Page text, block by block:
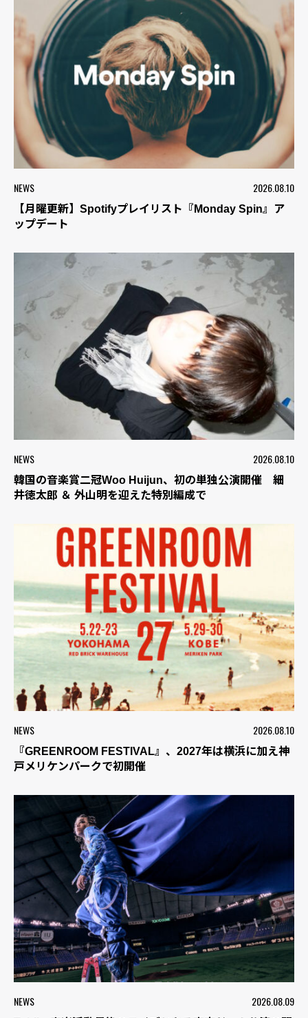
NEWS 2026.08.10
【月曜更新】Spotifyプレイリスト『Monday Spin』ア
ップデート
NEWS 2026.08.10
韓国の音楽賞二冠Woo Huijun、初の単独公演開催 細
井徳太郎 ＆ 外山明を迎えた特別編成で
NEWS 2026.08.10
『GREENROOM FESTIVAL』、2027年は横浜に加え神
戸メリケンパークで初開催
NEWS 2026.08.09